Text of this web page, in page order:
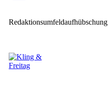
Redaktionsumfeldaufhübschung